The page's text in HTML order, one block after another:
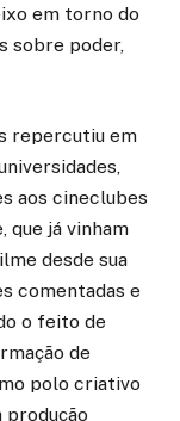
em torno do
sobre poder,
repercutiu em
aos cineclubes
que já vinham
desde sua
comentadas e
o feito de
de
polo criativo
produção